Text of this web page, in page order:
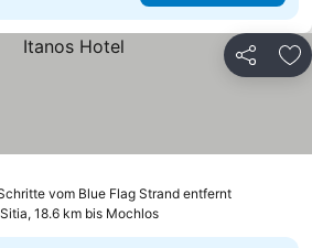
Teilen
vom Blue Flag Strand entfernt
Sitia, 18.6 km bis Mochlos